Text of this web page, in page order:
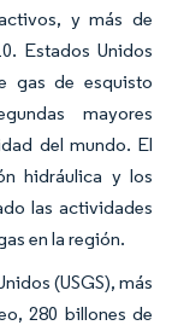
y más de
Estados Unidos
gas de esquisto
mayores
del mundo. El
hidráulica y los
las actividades
en la región.
(USGS), más
280 billones de